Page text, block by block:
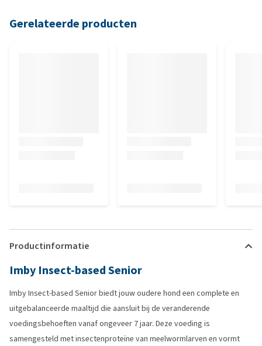
Gerelateerde producten
Productinformatie
Imby Insect-based Senior
Imby Insect-based Senior biedt jouw oudere hond een complete en
uitgebalanceerde maaltijd die aansluit bij de veranderende
voedingsbehoeften vanaf ongeveer 7 jaar. Deze voeding is
samengesteld met insectenproteïne van meelwormlarven en vormt